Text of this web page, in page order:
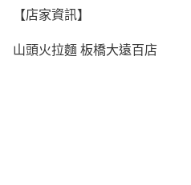
【店家資訊】
山頭火拉麵 板橋大遠百店